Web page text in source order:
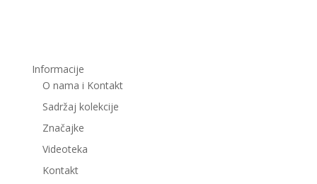
Informacije
O nama i Kontakt
Sadržaj kolekcije
Značajke
Videoteka
Kontakt